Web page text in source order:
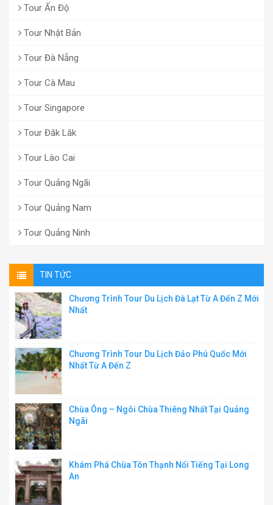
Tour Ấn Độ
Tour Nhật Bản
Tour Đà Nẵng
Tour Cà Mau
Tour Singapore
Tour Đăk Lăk
Tour Lào Cai
Tour Quảng Ngãi
Tour Quảng Nam
Tour Quảng Ninh
TIN TỨC
Chương Trình Tour Du Lịch Đà Lạt Từ A Đến Z Mới
Nhất
Chương Trình Tour Du Lịch Đảo Phú Quốc Mới
Nhất Từ A Đến Z
Chùa Ông – Ngôi Chùa Thiêng Nhất Tại Quảng
Ngãi
Khám Phá Chùa Tôn Thạnh Nổi Tiếng Tại Long
An